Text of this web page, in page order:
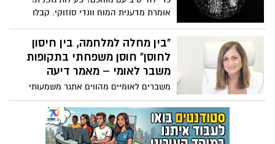
אומרת מדענית המוח וונדי סוזוקי. קבלו
סוזוקי ברקע המדעי שמאחורי הגילוי שאימון
גופני משפר את מצב הרוח, את הזכרון, ומגן
על מוחנו מפני מחלות ניווניות של המוח כגון
אלצהיימר.
"בין מחלה למלחמה, בין חיסון
לחוסן" חוסן משפחתי בתקופות
משבר לאומי – מאמר דיעה
משברים לאומיים מהווים אתגר משמעותי
לחוסן המשפחתי. בחמש השנים האחרונות
התמודדה החברה הישראלית, ועודנה
מתמודדת, עם שני משברים לאומיים